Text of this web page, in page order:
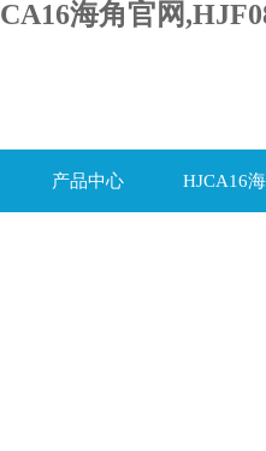
海角官网
产品中心 HJCA16